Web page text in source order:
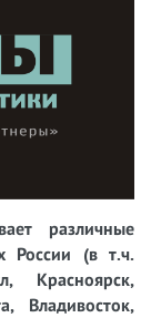
различные
России (в т.ч.
Красноярск,
Владивосток,